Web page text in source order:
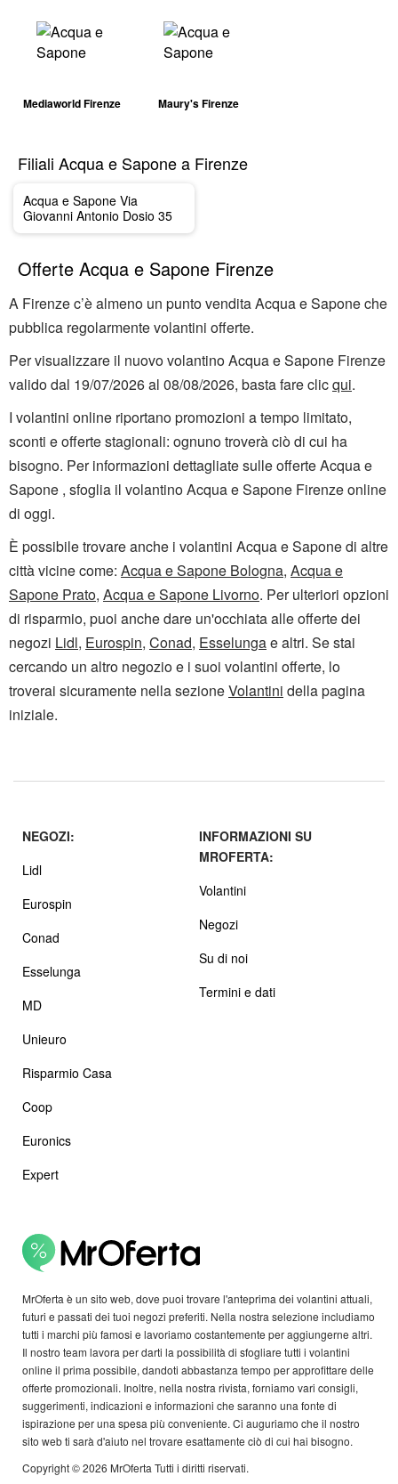
Mediaworld Firenze Maury's Firenze
Filiali Acqua e Sapone a Firenze
Acqua e Sapone Via
Giovanni Antonio Dosio 35
Offerte Acqua e Sapone Firenze
A Firenze c’è almeno un punto vendita Acqua e Sapone che
pubblica regolarmente volantini offerte.
Per visualizzare il nuovo volantino Acqua e Sapone Firenze
valido dal 19/07/2026 al 08/08/2026, basta fare clicqui.
I volantini online riportano promozioni a tempo limitato,
sconti e offerte stagionali: ognuno troverà ciò di cui ha
bisogno. Per informazioni dettagliate sulle offerte Acqua e
Sapone , sfoglia il volantino Acqua e Sapone Firenze online
di oggi.
È possibile trovare anche i volantini Acqua e Sapone di altre
città vicine come: Acqua e Sapone Bologna, Acqua e
Sapone Prato, Acqua e Sapone Livorno. Per ulteriori opzioni
di risparmio, puoi anche dare un'occhiata alle offerte dei
negozi Lidl, Eurospin, Conad, Esselungae altri. Se stai
cercando un altro negozio e i suoi volantini offerte, lo
troverai sicuramente nella sezioneVolantini della pagina
iniziale.
MrOferta è un sito web, dove puoi trovare l'anteprima dei volantini attuali,
futuri e passati dei tuoi negozi preferiti. Nella nostra selezione includiamo
tutti i marchi più famosi e lavoriamo costantemente per aggiungerne altri.
Il nostro team lavora per darti la possibilità di sfogliare tutti i volantini
online il prima possibile, dandoti abbastanza tempo per approfittare delle
offerte promozionali. Inoltre, nella nostra rivista, forniamo vari consigli,
suggerimenti, indicazioni e informazioni che saranno una fonte di
ispirazione per una spesa più conveniente. Ci auguriamo che il nostro
sito web ti sarà d'aiuto nel trovare esattamente ciò di cui hai bisogno.
Copyright © 2026 MrOferta Tutti i diritti riservati.
NEGOZI:
Lidl
Eurospin
Conad
Esselunga
MD
Unieuro
Risparmio Casa
Coop
Euronics
Expert
INFORMAZIONI SU
MROFERTA:
Volantini
Negozi
Su di noi
Termini e dati